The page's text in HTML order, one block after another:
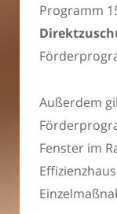
Programm
Außerdem
Fenster im